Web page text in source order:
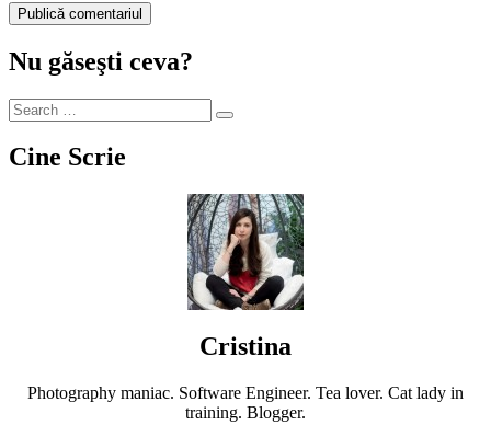
Nu găseşti ceva?
Cine Scrie
Cristina
Photography maniac. Software Engineer. Tea lover. Cat lady in
training. Blogger.